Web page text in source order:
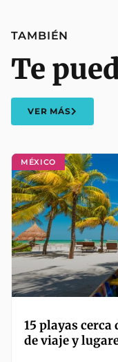
TAMBIÉN
Te
VER MÁS
MÉXICO
15 playas
de viaje y